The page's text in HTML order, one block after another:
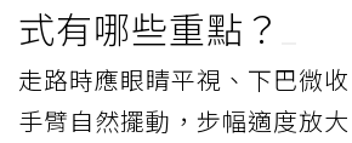
式有哪些重點？
走路時應眼睛平視、下巴微
手臂自然擺動，步幅適度放